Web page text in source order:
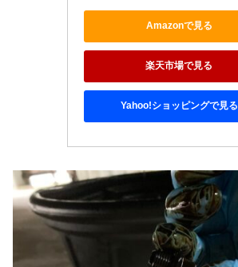
Amazonで見る
楽天市場で見る
Yahoo!ショッピングで見る